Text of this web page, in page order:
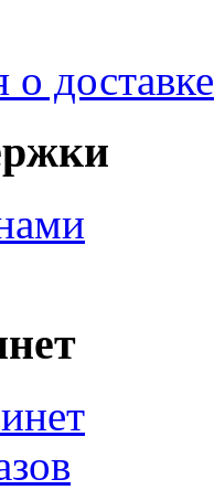
доставке